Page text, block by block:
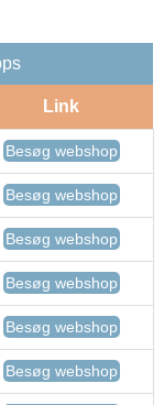
Link
Besøg webshop
Besøg webshop
Besøg webshop
Besøg webshop
Besøg webshop
Besøg webshop